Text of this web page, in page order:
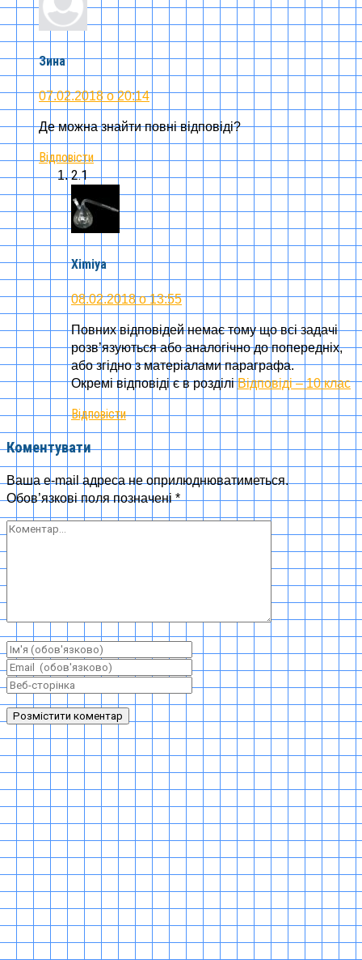
Зина
07.02.2018 о 20:14
Де можна знайти повні відповіді?
Відповісти
2.1
Ximiya
08.02.2018 о 13:55
Повних відповідей немає тому що всі задачі
розв’язуються або аналогічно до попередніх,
або згідно з матеріалами параграфа.
Окремі відповіді є в розділіВідповіді – 10 клас
Відповісти
Коментувати
Ваша e-mail адреса не оприлюднюватиметься.
Обов’язкові поля позначені*